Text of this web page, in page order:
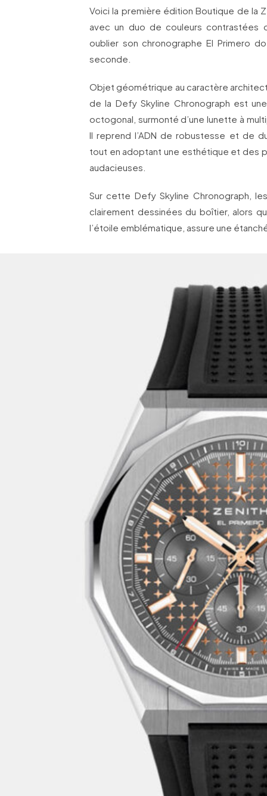
Voici la première édition Boutique de la
avec un duo de couleurs contrastées
oublier son chronographe El Primero
seconde.
Objet géométrique au caractère
de la Defy Skyline Chronograph est
octogonal, surmonté d’une lunette à
Il reprend l’ADN de robustesse et de
tout en adoptant une esthétique et des
audacieuses.
Sur cette Defy Skyline Chronograph,
clairement dessinées du boîtier, alors
l’étoile emblématique, assure une